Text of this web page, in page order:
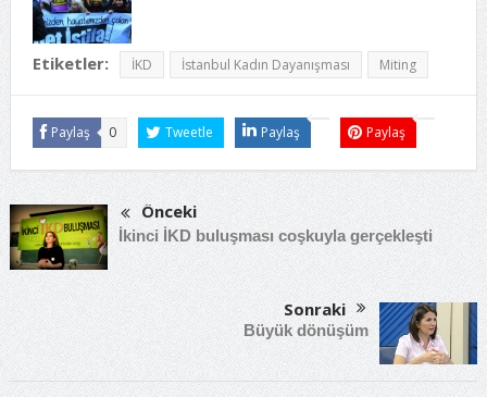
Etiketler: İKD İstanbul Kadın Dayanışması Miting
Paylaş 0 Tweetle Paylaş Paylaş
Önceki
İkinci İKD buluşması coşkuyla gerçekleşti
Sonraki
Büyük dönüşüm